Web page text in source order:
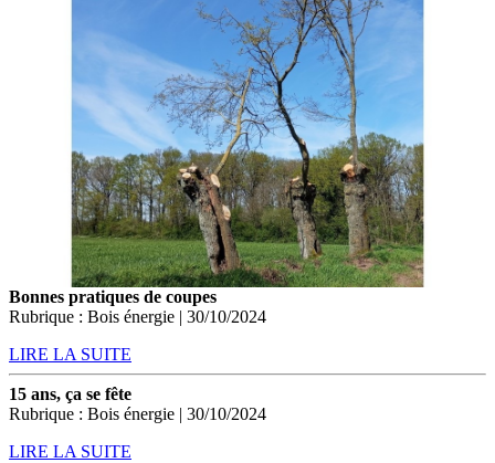
Bonnes pratiques de coupes
Rubrique : Bois énergie | 30/10/2024
LIRE LA SUITE
15 ans, ça se fête
Rubrique : Bois énergie | 30/10/2024
LIRE LA SUITE